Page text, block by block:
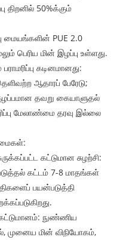
திறனில் 50%க்கும்
மையங்களின் PUE 2.0
பெரிய மின் இழப்பு உள்ளது.
கடினமானது:
ஆதாரப் பேரேடு;
தவறு கையாளுதல்
மேலாண்மை தரவு இல்லை
கட்டுமான சுழற்சி:
கட்டம் 7-8 மாதங்கள்
பயன்படுத்தி
நுண்ணிய
முனைய மின் விநியோகம்,